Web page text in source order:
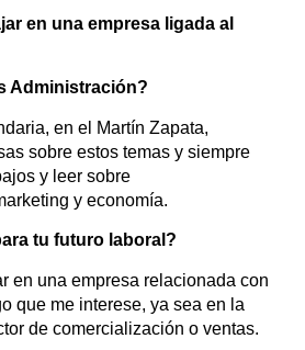
en una empresa ligada al
Administración?
en el Martín Zapata,
sobre estos temas y siempre
y leer sobre
y economía.
tu futuro laboral?
en una empresa relacionada con
que me interese, ya sea en la
de comercialización o ventas.